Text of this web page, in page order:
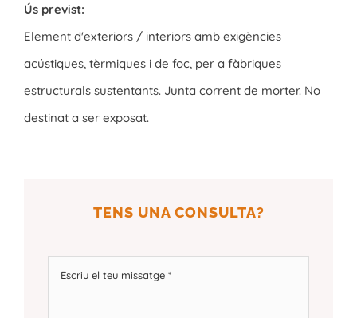
Ús previst:
Element d'exteriors / interiors amb exigències
acústiques, tèrmiques i de foc, per a fàbriques
estructurals sustentants. Junta corrent de morter. No
destinat a ser exposat.
TENS UNA CONSULTA?